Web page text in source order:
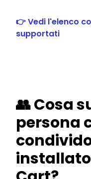
👉 Vedi l'elenco
supportati
👥 Cosa
persona